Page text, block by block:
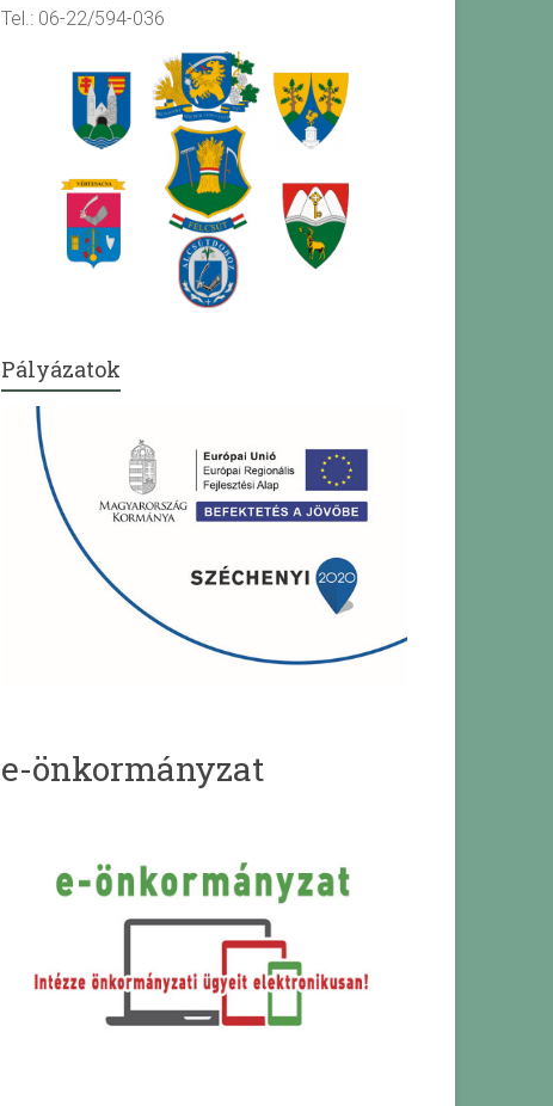
Tel.: 06-22/594-036
Pályázatok
e-önkormányzat